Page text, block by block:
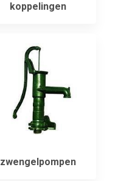
koppelingen
zwengelpompen